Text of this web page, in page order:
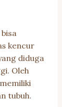
kencur
diduga
Oleh
tubuh.